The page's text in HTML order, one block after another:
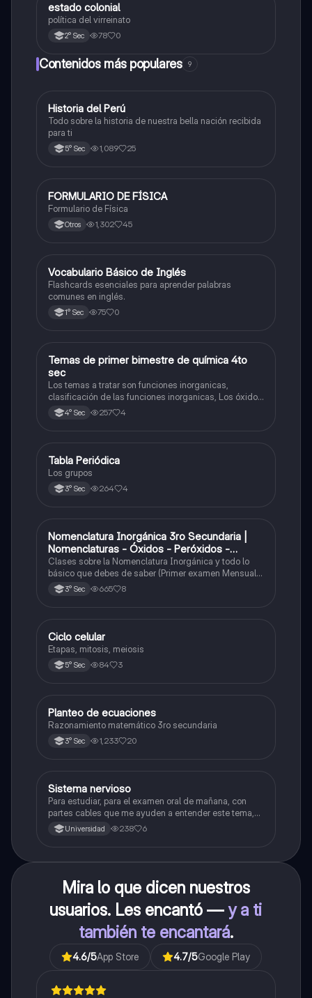
Desarrollo Personal, Ciudadanía y Cívica
estado colonial
política del virreinato
2° Sec 78 0
Contenidos más populares 9
Ciencias Sociales
Historia del Perú
Todo sobre la historia de nuestra bella nación recibida
para ti
5° Sec 1,089 25
Física
FORMULARIO DE FÍSICA
Formulario de Física
Otros 1,302 45
VInglés
Vocabulario Básico de Inglés
Flashcards esenciales para aprender palabras
comunes en inglés.
1° Sec 75 0
Química
Temas de primer bimestre de química 4to
sec
Los temas a tratar son funciones inorganicas,
clasificación de las funciones inorganicas, Los óxidos
y los óxidos ácidos
4° Sec 257 4
Química
Tabla Periódica
Los grupos
3° Sec 264 4
Química
Nomenclatura Inorgánica 3ro Secundaria |
Nomenclaturas - Óxidos - Peróxidos -
Hidróxido o Bases
Clases sobre la Nomenclatura Inorgánica y todo lo
básico que debes de saber (Primer examen Mensual
2025)3° Sec 665 8
Biología
Ciclo celular
Etapas, mitosis, meiosis
5° Sec 84 3
Matemáticas
Planteo de ecuaciones
Razonamiento matemático 3ro secundaria
3° Sec 1,233 20
Biología
Sistema nervioso
Para estudiar, para el examen oral de mañana, con
partes cables que me ayuden a entender este tema,
porque se me complica un poco ya que el tema es
muy extenso y quisiera poder lograr entenderlo
Universidad 238 6
Mira lo que dicen nuestros
usuarios. Les encantó —y a ti
también te encantará.
4.6/5App Store 4.7/5Google Play